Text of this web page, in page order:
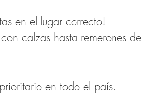
en el lugar correcto!
calzas hasta remerones de
en todo el país.